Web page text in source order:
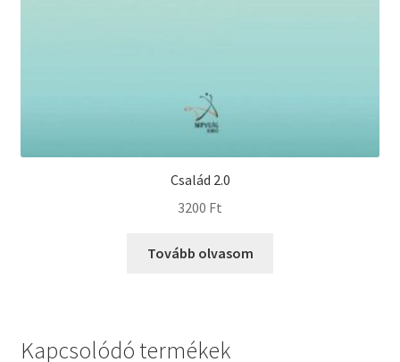
Család 2.0
3200 Ft
Tovább olvasom
Kapcsolódó termékek